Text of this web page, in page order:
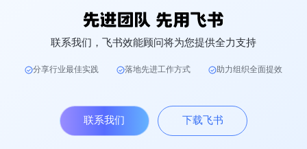
联系我们，飞书效能顾问将为您提供全力支持
分享行业最佳实践 落地先进工作方式 助力组织全面提效
联系我们 下载飞书